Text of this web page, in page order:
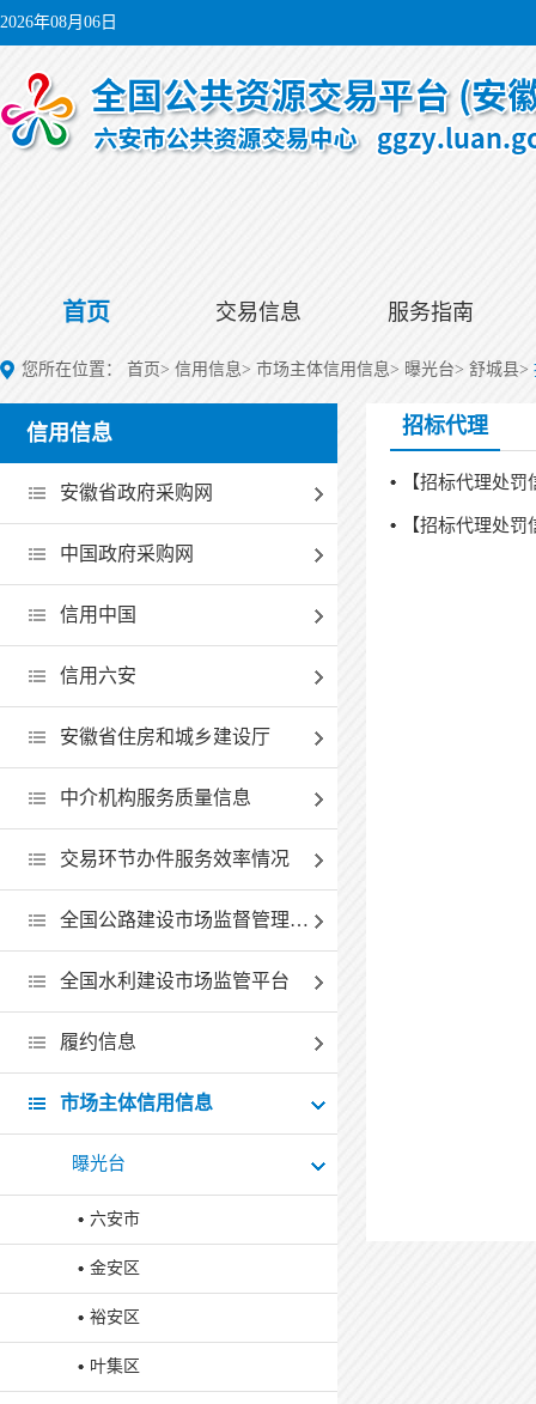
2026年08月06日
首页 交易信息 服务指南
您所在位置： 首页> 信用信息> 市场主体信用信息> 曝光台> 舒城县>
信用信息
安徽省政府采购网
中国政府采购网
信用中国
信用六安
安徽省住房和城乡建设厅
中介机构服务质量信息
交易环节办件服务效率情况
全国公路建设市场监督管理查询系统
全国水利建设市场监管平台
履约信息
市场主体信用信息
曝光台
六安市
金安区
裕安区
叶集区
招标代理
【招标代理处
【招标代理处